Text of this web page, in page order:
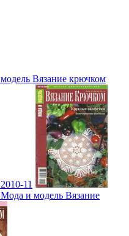
Вязание крючком
11
и модель Вязание